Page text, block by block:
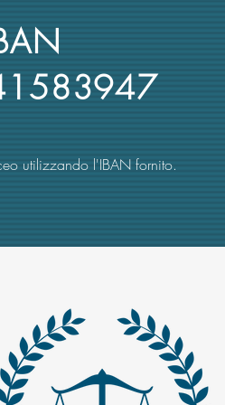
utilizzando l'IBAN fornito.